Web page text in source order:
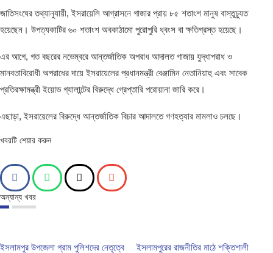
জাতিসংঘের তথ্যানুযায়ী, ইসরায়েলি আগ্রাসনে গাজার প্রায় ৮৫ শতাংশ মানুষ বাস্তুচ্যুত
হয়েছেন। উপত্যকাটির ৬০ শতাংশ অবকাঠামো পুরোপুরি ধ্বংস বা ক্ষতিগ্রস্ত হয়েছে।
এর আগে, গত বছরের নভেম্বরে আন্তর্জাতিক অপরাধ আদালত গাজায় যুদ্ধাপরাধ ও
মানবতাবিরোধী অপরাধের দায়ে ইসরায়েলের প্রধানমন্ত্রী বেঞ্জামিন নেতানিয়াহু এবং সাবেক
প্রতিরক্ষামন্ত্রী ইয়োভ গ্যালান্টের বিরুদ্ধে গ্রেপ্তারি পরোয়ানা জারি করে।
এছাড়া, ইসরায়েলের বিরুদ্ধে আন্তর্জাতিক বিচার আদালতে গণহত্যার মামলাও চলছে।
খবরটি শেয়ার করুন
অন্যান্য খবর
ইসলামপুর উপজেলা গ্রাম পুলিশদের নেতৃত্বে ইসলামপুরের রাজনীতির মাঠে শক্তিশালী